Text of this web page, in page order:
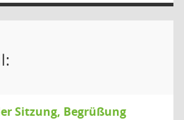
Sitzung, Begrüßung